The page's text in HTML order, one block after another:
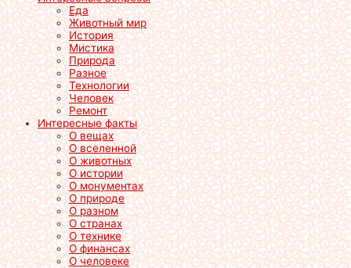
Еда
Животный мир
История
Мистика
Природа
Разное
Технологии
Человек
Ремонт
Интересные факты
О вещах
О вселенной
О животных
О истории
О монументах
О природе
О разном
О странах
О технике
О финансах
О человеке